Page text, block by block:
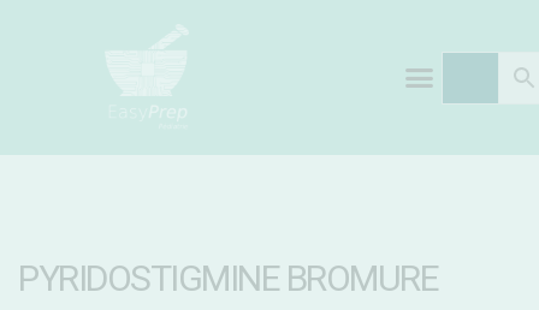
PYRIDOSTIGMINE BROMURE